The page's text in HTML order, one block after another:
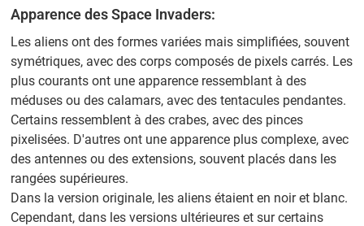
Apparence des Space Invaders:
Les aliens ont des formes variées mais simplifiées, souvent
symétriques, avec des corps composés de pixels carrés. Les
plus courants ont une apparence ressemblant à des
méduses ou des calamars, avec des tentacules pendantes.
Certains ressemblent à des crabes, avec des pinces
pixelisées. D'autres ont une apparence plus complexe, avec
des antennes ou des extensions, souvent placés dans les
rangées supérieures.
Dans la version originale, les aliens étaient en noir et blanc.
Cependant, dans les versions ultérieures et sur certains